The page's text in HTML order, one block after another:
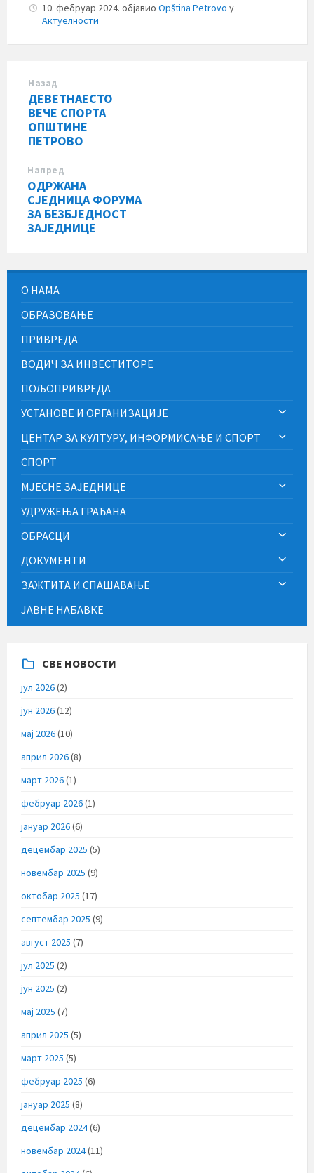
10. фебруар 2024. објавио Opština Petrovo у
Актуелности
Назад
ДЕВЕТНАЕСТО
ВЕЧЕ СПОРТА
ОПШТИНЕ
ПЕТРОВО
Напред
ОДРЖАНА
СЈЕДНИЦА ФОРУМА
ЗА БЕЗБЈЕДНОСТ
ЗАЈЕДНИЦЕ
О НАМА
ОБРАЗОВАЊЕ
ПРИВРЕДА
ВОДИЧ ЗА ИНВЕСТИТОРЕ
ПОЉОПРИВРЕДА
УСТАНОВЕ И ОРГАНИЗАЦИЈЕ
ЦЕНТАР ЗА КУЛТУРУ, ИНФОРМИСАЊЕ И СПОРТ
СПОРТ
МЈЕСНЕ ЗАЈЕДНИЦЕ
УДРУЖЕЊА ГРАЂАНА
ОБРАСЦИ
ДОКУМЕНТИ
ЗАЖТИТА И СПАШАВАЊЕ
ЈАВНЕ НАБАВКЕ
СВЕ НОВОСТИ
јул 2026(2)
јун 2026(12)
мај 2026(10)
април 2026(8)
март 2026(1)
фебруар 2026(1)
јануар 2026(6)
децембар 2025 (5)
новембар 2025 (9)
октобар 2025 (17)
септембар 2025 (9)
август 2025 (7)
јул 2025 (2)
јун 2025 (2)
мај 2025 (7)
април 2025 (5)
март 2025 (5)
фебруар 2025 (6)
јануар 2025 (8)
децембар 2024(6)
новембар 2024(11)